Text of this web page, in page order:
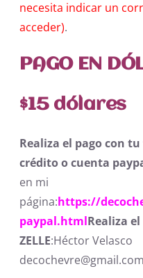
necesita indicar un
acceder).
PAGO EN
$15 dólares
Realiza el pago con
crédito o cuenta
en mi
página:https://
paypal.htmlRealiza
ZELLE:Héctor Velasco
decochevre@gmail.com